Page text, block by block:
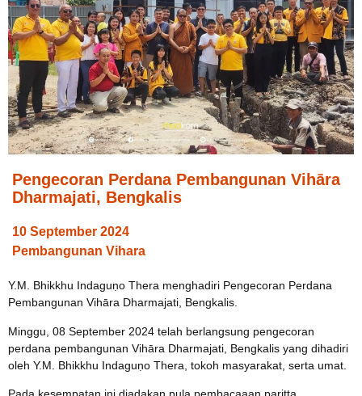
Pengecoran Perdana Pembangunan Vihāra
Dharmajati, Bengkalis
10 September 2024
Pembangunan Vihara
Y.M. Bhikkhu Indaguṇo Thera menghadiri Pengecoran Perdana
Pembangunan Vihāra Dharmajati, Bengkalis.
Minggu, 08 September 2024 telah berlangsung pengecoran
perdana pembangunan Vihāra Dharmajati, Bengkalis yang dihadiri
oleh Y.M. Bhikkhu Indaguṇo Thera, tokoh masyarakat, serta umat.